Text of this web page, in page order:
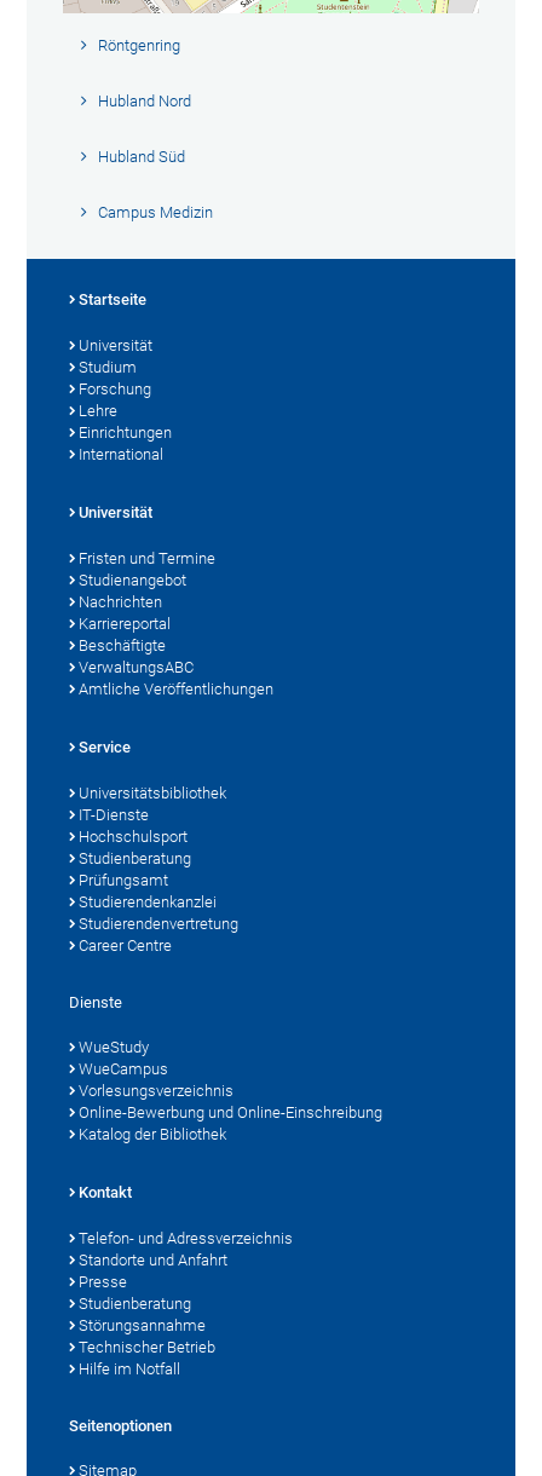
Röntgenring
Hubland Nord
Hubland Süd
Campus Medizin
Startseite
Universität
Studium
Forschung
Lehre
Einrichtungen
International
Universität
Fristen und Termine
Studienangebot
Nachrichten
Karriereportal
Beschäftigte
VerwaltungsABC
Amtliche Veröffentlichungen
Service
Universitätsbibliothek
IT-Dienste
Hochschulsport
Studienberatung
Prüfungsamt
Studierendenkanzlei
Studierendenvertretung
Career Centre
Dienste
WueStudy
WueCampus
Vorlesungsverzeichnis
Online-Bewerbung und Online-Einschreibung
Katalog der Bibliothek
Kontakt
Telefon- und Adressverzeichnis
Standorte und Anfahrt
Presse
Studienberatung
Störungsannahme
Technischer Betrieb
Hilfe im Notfall
Seitenoptionen
Sitemap